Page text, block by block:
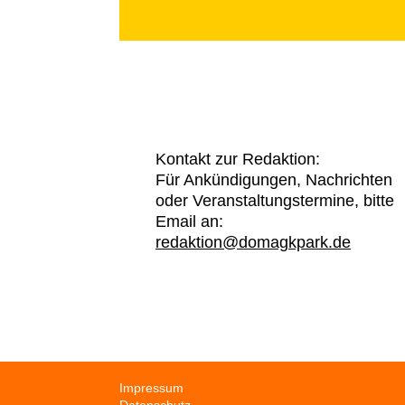
Kontakt zur Redaktion:
Für Ankündigungen, Nachrichten
oder Veranstaltungstermine, bitte
Email an:
redaktion@domagkpark.de
Navigation
Impressum